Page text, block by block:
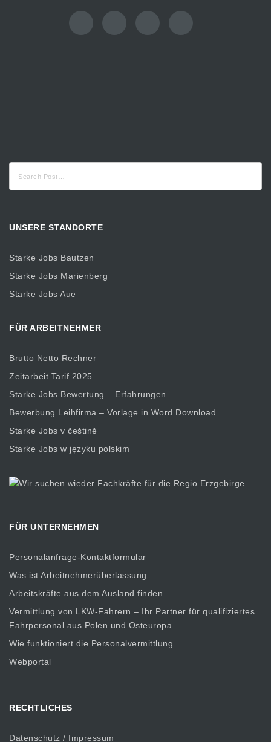
nach:
UNSERE STANDORTE
Starke Jobs Bautzen
Starke Jobs Marienberg
Starke Jobs Aue
FÜR ARBEITNEHMER
Brutto Netto Rechner
Zeitarbeit Tarif 2025
Starke Jobs Bewertung – Erfahrungen
Bewerbung Leihfirma – Vorlage in Word Download
Starke Jobs v češtině
Starke Jobs w języku polskim
FÜR UNTERNEHMEN
Personalanfrage-Kontaktformular
Was ist Arbeitnehmerüberlassung
Arbeitskräfte aus dem Ausland finden
Vermittlung von LKW-Fahrern – Ihr Partner für qualifiziertes
Fahrpersonal aus Polen und Osteuropa
Wie funktioniert die Personalvermittlung
Webportal
RECHTLICHES
Datenschutz / Impressum